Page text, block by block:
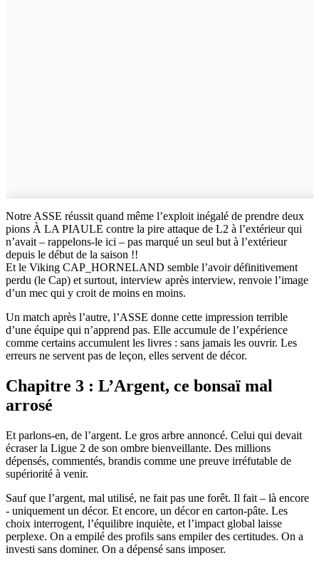
Notre ASSE réussit quand même l’exploit inégalé de prendre deux
pions À LA PIAULE contre la pire attaque de L2 à l’extérieur qui
n’avait – rappelons-le ici – pas marqué un seul but à l’extérieur
depuis le début de la saison !!
Et le Viking CAP_HORNELAND semble l’avoir définitivement
perdu (le Cap) et surtout, interview après interview, renvoie l’image
d’un mec qui y croit de moins en moins.
Un match après l’autre, l’ASSE donne cette impression terrible
d’une équipe qui n’apprend pas. Elle accumule de l’expérience
comme certains accumulent les livres : sans jamais les ouvrir. Les
erreurs ne servent pas de leçon, elles servent de décor.
Chapitre 3 : L’Argent, ce bonsaï mal
arrosé
Et parlons‑en, de l’argent. Le gros arbre annoncé. Celui qui devait
écraser la Ligue 2 de son ombre bienveillante. Des millions
dépensés, commentés, brandis comme une preuve irréfutable de
supériorité à venir.
Sauf que l’argent, mal utilisé, ne fait pas une forêt. Il fait – là encore
- uniquement un décor. Et encore, un décor en carton‑pâte. Les
choix interrogent, l’équilibre inquiète, et l’impact global laisse
perplexe. On a empilé des profils sans empiler des certitudes. On a
investi sans dominer. On a dépensé sans imposer.